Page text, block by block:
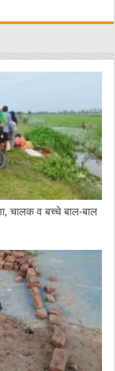
at
A
p
चालक व बच्चे बाल-बाल